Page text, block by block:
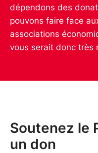
dépendons des
pouvons faire face
associations
vous serait donc très
Soutenez le
un don